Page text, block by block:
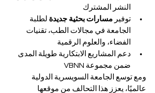
النشر المشترك
توفير مسارات بحثية جديدة لطلبة
الجامعة في مجالات الطب، تقنيات
الفضاء، والعلوم الرقمية
دعم المشاريع الابتكارية طويلة المدى
ضمن مجموعة VBNN
ومع توسع الجامعة السويسرية الدولية
عالميًا، يعزز هذا التحالف من موقعها